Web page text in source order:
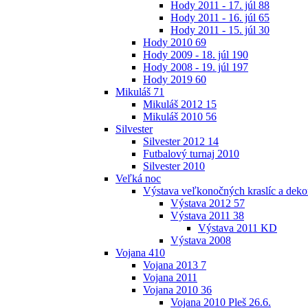
Hody 2011 - 17. júl 88
Hody 2011 - 16. júl 65
Hody 2011 - 15. júl 30
Hody 2010 69
Hody 2009 - 18. júl 190
Hody 2008 - 19. júl 197
Hody 2019 60
Mikuláš 71
Mikuláš 2012 15
Mikuláš 2010 56
Silvester
Silvester 2012 14
Futbalový turnaj 2010
Silvester 2010
Veľká noc
Výstava veľkonočných kraslíc a
Výstava 2012 57
Výstava 2011 38
Výstava 2011 KD
Výstava 2008
Vojana 410
Vojana 2013 7
Vojana 2011
Vojana 2010 36
Vojana 2010 Pleš 26.6.